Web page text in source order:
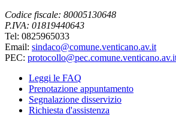
Codice fiscale: 80005130648
P.IVA: 01819440643
Tel: 0825965033
Email: sindaco@comune.venticano.av.it
PEC:
Leggi le FAQ
Prenotazione appuntamento
Segnalazione disservizio
Richiesta d'assistenza